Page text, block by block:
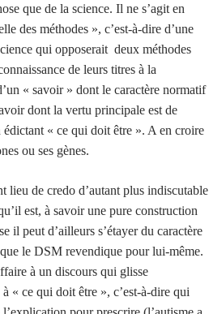
que de la science. Il ne s’agit en
des méthodes », c’est-à-dire d’une
qui opposerait deux méthodes
de leurs titres à la
« savoir » dont le caractère normatif
dont la vertu principale est de
« ce qui doit être ». A en croire
ou ses gènes.
lieu de credo d’autant plus indiscutable
est, à savoir une pure construction
il peut d’ailleurs s’étayer du caractère
le DSM revendique pour lui-même.
à un discours qui glisse
« ce qui doit être », c’est-à-dire qui